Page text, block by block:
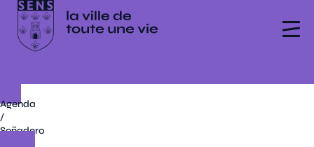
Agenda
/
Soñadero